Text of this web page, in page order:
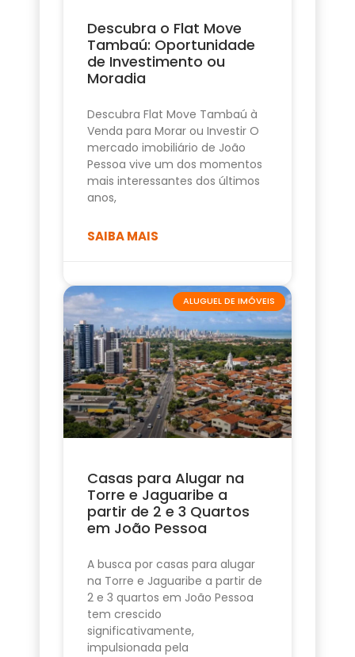
Descubra o Flat Move
Tambaú: Oportunidade
de Investimento ou
Moradia
Descubra Flat Move Tambaú à
Venda para Morar ou Investir O
mercado imobiliário de João
Pessoa vive um dos momentos
mais interessantes dos últimos
anos,
SAIBA MAIS
ALUGUEL DE IMÓVEIS
Casas para Alugar na
Torre e Jaguaribe a
partir de 2 e 3 Quartos
em João Pessoa
A busca por casas para alugar
na Torre e Jaguaribe a partir de
2 e 3 quartos em João Pessoa
tem crescido
significativamente,
impulsionada pela